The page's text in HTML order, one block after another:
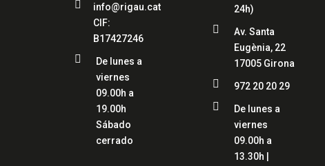

info@rigau.cat
CIF:
B17427246

De lunes a
viernes
09.00h a
19.00h
Sábado
cerrado
24h)

Av. Santa
Eugènia, 22
17005 Girona
 972 20 20 29

De lunes a
viernes
09.00h a
13.30h |